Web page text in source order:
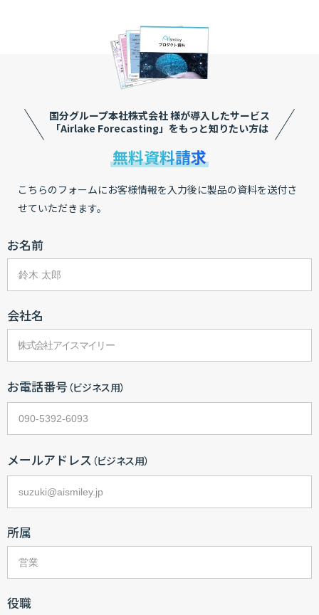
国分グループ本社株式会社 様が導入したサービス
「Airlake Forecasting」をもっと知りたい方は
無料資料請求
こちらのフォームにお客様情報を入力後に製品の資料を送付さ
せていただきます。
お名前
会社名
お電話番号（ビジネス用）
メールアドレス （ビジネス用）
所属
役職